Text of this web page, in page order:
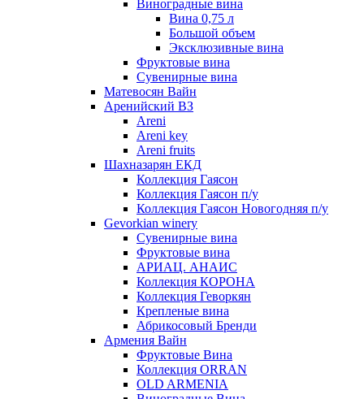
Виноградные вина
Вина 0,75 л
Большой объем
Эксклюзивные вина
Фруктовые вина
Cувенирные вина
Матевосян Вайн
Аренийский ВЗ
Areni
Areni key
Areni fruits
Шахназарян ЕКД
Коллекция Гаясон
Коллекция Гаясон п/у
Коллекция Гаясон Новогодняя п/у
Gevorkian winery
Сувенирные вина
Фруктовые вина
АРИАЦ. АНАИС
Коллекция КОРОНА
Коллекция Геворкян
Крепленые вина
Абрикосовый Бренди
Армения Вайн
Фруктовые Вина
Коллекция ORRAN
OLD ARMENIA